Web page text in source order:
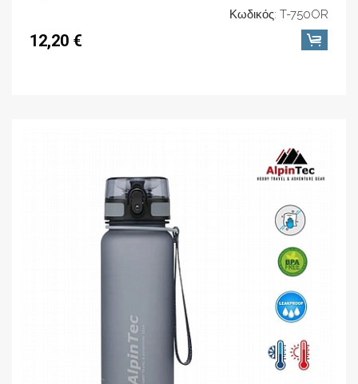
Κωδικός: T-750OR
12,20 €